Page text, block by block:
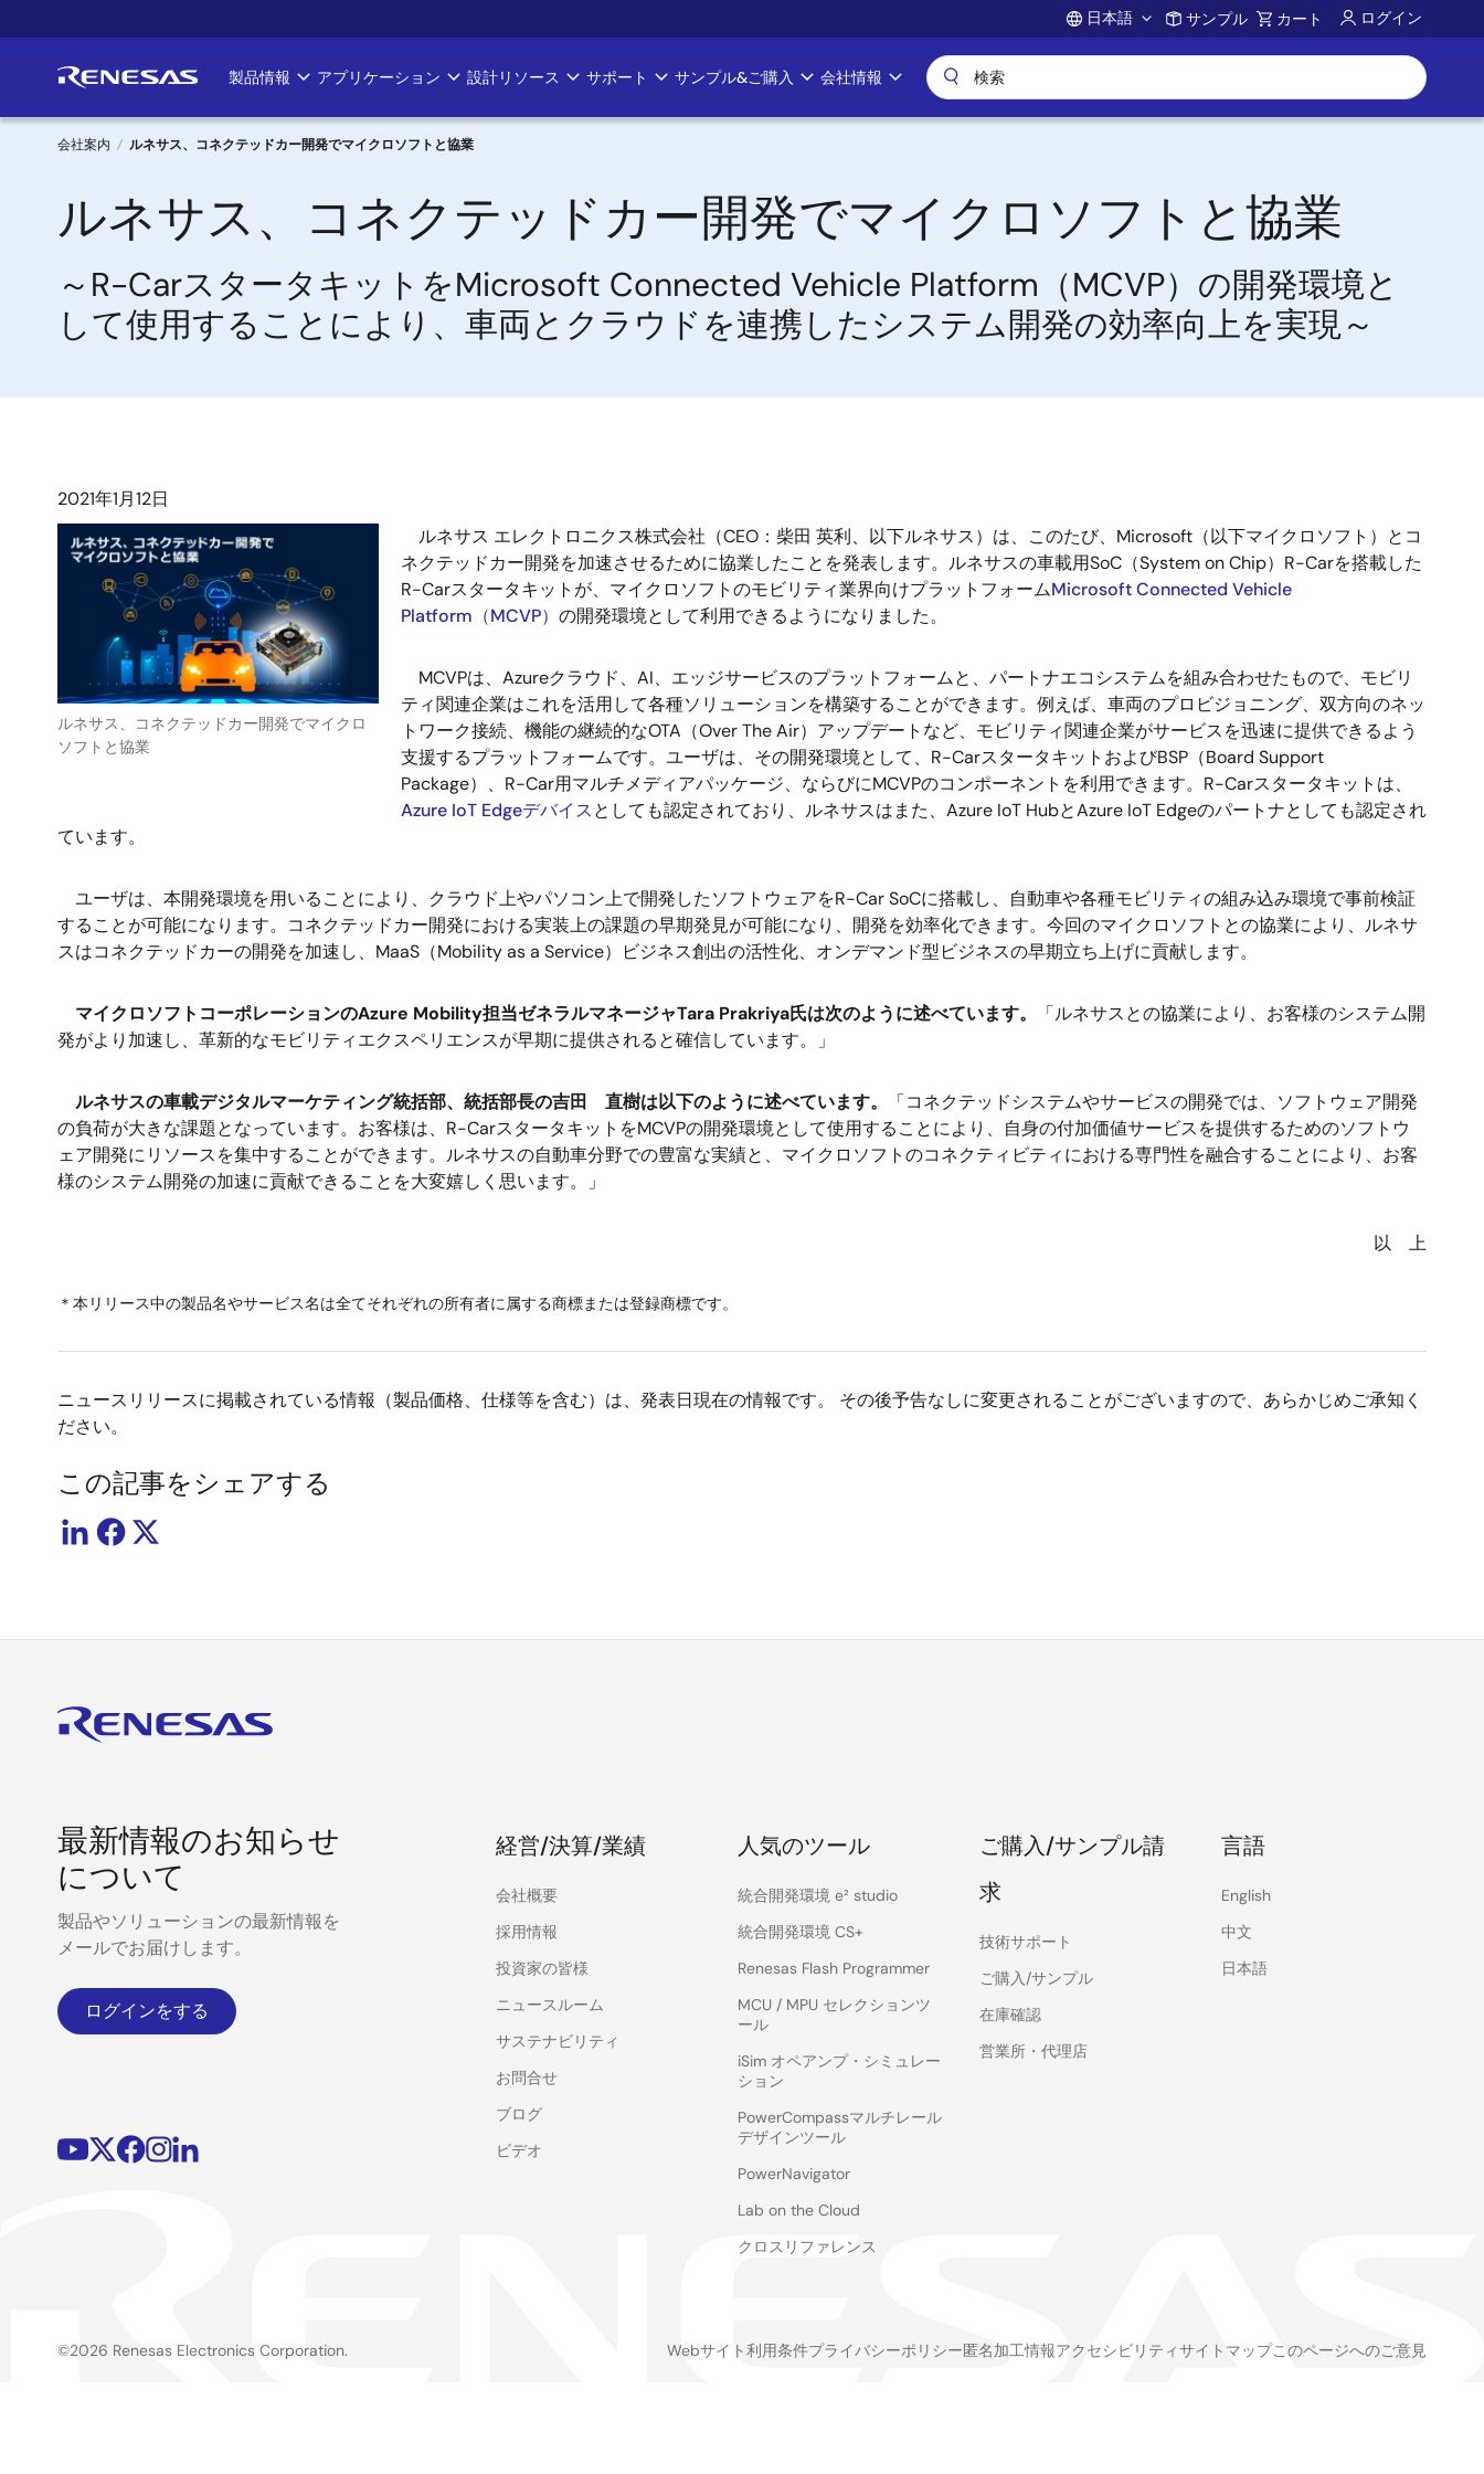
イ
ン
Account
日本語 サンプル カート ログイン
Main
navigation
製品情報 アプリケーション 設計リソース サポート サンプル&ご購入 会社情報
パ
ン
く
ず
会社案内 ルネサス、コネクテッドカー開発でマイクロソフトと協業
ルネサス、コネクテッドカー開発でマイクロソフトと協業
～R-CarスタータキットをMicrosoft Connected Vehicle Platform（MCVP）の開発環境と
して使用することにより、車両とクラウドを連携したシステム開発の効率向上を実現～
2021年1月12日
ルネサス、コネクテッドカー開発でマイクロ
ソフトと協業
ルネサス エレクトロニクス株式会社（CEO：柴田 英利、以下ルネサス）は、このたび、Microsoft（以下マイクロソフト）とコ
ネクテッドカー開発を加速させるために協業したことを発表します。ルネサスの車載用SoC（System on Chip）R-Carを搭載した
R-Carスタータキットが、マイクロソフトのモビリティ業界向けプラットフォームMicrosoft Connected Vehicle
Platform（MCVP） の開発環境として利用できるようになりました。
MCVPは、Azureクラウド、AI、エッジサービスのプラットフォームと、パートナエコシステムを組み合わせたもので、モビリ
ティ関連企業はこれを活用して各種ソリューションを構築することができます。例えば、車両のプロビジョニング、双方向のネッ
トワーク接続、機能の継続的なOTA（Over The Air）アップデートなど、モビリティ関連企業がサービスを迅速に提供できるよう
支援するプラットフォームです。ユーザは、その開発環境として、R-CarスタータキットおよびBSP（Board Support
Package）、R-Car用マルチメディアパッケージ、ならびにMCVPのコンポーネントを利用できます。R-Carスタータキットは、
Azure IoT Edgeデバイスとしても認定されており、ルネサスはまた、Azure IoT HubとAzure IoT Edgeのパートナとしても認定され
ています。
ユーザは、本開発環境を用いることにより、クラウド上やパソコン上で開発したソフトウェアをR-Car SoCに搭載し、自動車や各種モビリティの組み込み環境で事前検証
することが可能になります。コネクテッドカー開発における実装上の課題の早期発見が可能になり、開発を効率化できます。今回のマイクロソフトとの協業により、ルネサ
スはコネクテッドカーの開発を加速し、MaaS（Mobility as a Service）ビジネス創出の活性化、オンデマンド型ビジネスの早期立ち上げに貢献します。
マイクロソフトコーポレーションのAzure Mobility担当ゼネラルマネージャTara Prakriya氏は次のように述べています。
「ルネサスとの協業により、お客様のシステム開
発がより加速し、革新的なモビリティエクスペリエンスが早期に提供されると確信しています。」
ルネサスの車載デジタルマーケティング統括部、統括部長の吉田 直樹は以下のように述べています。
「コネクテッドシステムやサービスの開発では、ソフトウェア開発
の負荷が大きな課題となっています。お客様は、R-CarスタータキットをMCVPの開発環境として使用することにより、自身の付加価値サービスを提供するためのソフトウ
ェア開発にリソースを集中することができます。ルネサスの自動車分野での豊富な実績と、マイクロソフトのコネクティビティにおける専門性を融合することにより、お客
様のシステム開発の加速に貢献できることを大変嬉しく思います。」
以 上
＊本リリース中の製品名やサービス名は全てそれぞれの所有者に属する商標または登録商標です。
ニュースリリースに掲載されている情報（製品価格、仕様等を含む）は、発表日現在の情報です。 その後予告なしに変更されることがございますので、あらかじめご承知く
ださい。
この記事をシェアする
最新情報のお知らせ
について
製品やソリューションの最新情報を
メールでお届けします。
ログインをする
経営/決算/業績
会社概要
採用情報
投資家の皆様
ニュースルーム
サステナビリティ
お問合せ
ブログ
ビデオ
人気のツール
統合開発環境 e² studio
統合開発環境 CS+
Renesas Flash Programmer
MCU / MPU セレクションツ
ール
iSim オペアンプ・シミュレー
ション
PowerCompassマルチレール
デザインツール
PowerNavigator
Lab on the Cloud
クロスリファレンス
ご購入/サンプル請
求
技術サポート
ご購入/サンプル
在庫確認
営業所・代理店
言語
English
中文
日本語
©2026 Renesas Electronics Corporation. Webサイト利用条件プライバシーポリシー匿名加工情報アクセシビリティサイトマップこのページへのご意見